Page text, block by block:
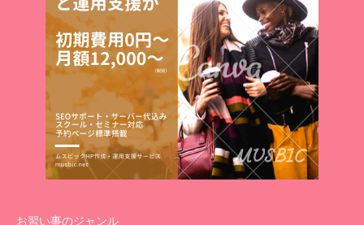
お習い事のジャンル